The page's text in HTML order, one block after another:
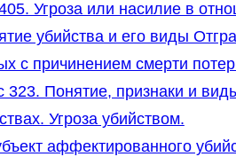
Угроза или насилие в
убийства и его виды
с причинением смерти
Понятие, признаки и
Угроза убийством.
аффектированного